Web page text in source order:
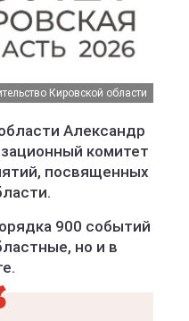
Кировской области
Александр
комитет
посвященных
900 событий
но и в